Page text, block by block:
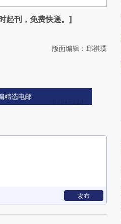
起刊，免费快递。]
版面编辑：邱祺璞
精选电邮
发布